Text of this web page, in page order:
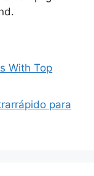
With Top
para